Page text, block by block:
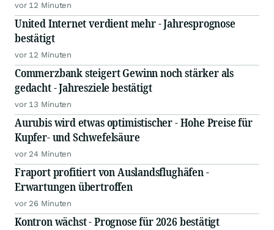
vor 12 Minuten
United Internet verdient mehr - Jahresprognose
bestätigt
vor 12 Minuten
Commerzbank steigert Gewinn noch stärker als
gedacht - Jahresziele bestätigt
vor 13 Minuten
Aurubis wird etwas optimistischer - Hohe Preise für
Kupfer- und Schwefelsäure
vor 24 Minuten
Fraport profitiert von Auslandsflughäfen -
Erwartungen übertroffen
vor 26 Minuten
Kontron wächst - Prognose für 2026 bestätigt